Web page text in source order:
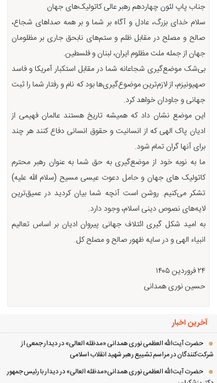
جناب پاپ لئون چهاردهم رهبر عالی کاتولیک‌های جهان
سلام خدای بزرگ، عادل و آگاه بر شما و بر همه صداهای شجاع،
صالح و مصلح در مقابل ظلم و ستم‌های نابحق جاری بر مظلومان
جهان از جمله ملت مظلوم ایران، لبنان و فلسطین.
بی‌شک موضع‌گیری شجاعانه شما در مقابل استکبار آمریکا و فاسد
صهیونیزم، از لازم‌ترین موضوع‌گیری‌ها بود که نام و رفتار شما را ثبت
جهانی و جاودان خواهد کرد.
این موضع نشان داد که همیشه تاریخ هستند عالمان فهیمی از
ادیان پاک الهی که از انسانیت و حقوق انسانی دفاع کنند هر چند
برای آنها گران تمام شود.
ما به نوبه خود از موضع‌گیری به حق شما به عنوان رهبر محترم
کاتولیک های جهان و حامل دعوت عیسی مسیح (سلام اللّه علیه)
تشکر می‌کنیم. روشن است آنچه شما بیان کردید در عمیق‌ترین
لایه‌های نصوص دینی اسلام، وجود دارد.
به امید شکل گیری ائتلاف جهانی پیروان ادیان بر اساس تعالیم
انبیاء الهی و در سایه ظهور صالح و مصلح کل.
۲۴ فروردین ۱۴۰۵
حسین نوری همدانی
آخرین اخبار
حضرت آیت‌الله العظمی نوری همدانی «مدظله العالی» در دیدار جمعی از
در مراسم تشییع رهبر شهید انقلاب اسلامی
حضرت آیت‌الله العظمی نوری همدانی«مدظله العالی» در دیدار با رئیس جمهور